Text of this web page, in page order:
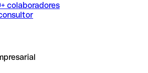
colaboradores